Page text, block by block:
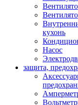
кухонь
Насос
защита,